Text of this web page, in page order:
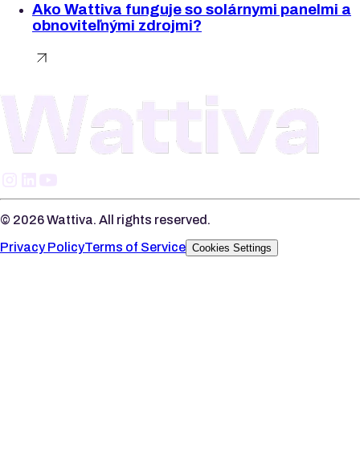
Ako Wattiva funguje so solárnymi panelmi a
obnoviteľnými zdrojmi?
© 2026Wattiva. All rights reserved.
Privacy PolicyTerms of Service Cookies Settings